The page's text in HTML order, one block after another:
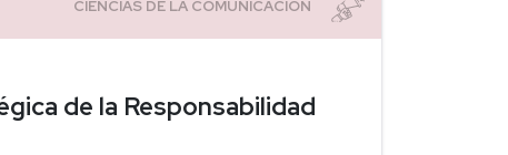
de la Responsabilidad